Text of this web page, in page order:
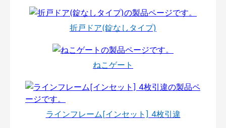
折戸ドア(錠なしタイプ)
ねこゲート
ラインフレーム[インセット] 4枚引違